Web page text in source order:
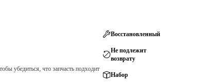
убедиться, что запчасть подходит
Восстановленный
Не подлежит
возврату
Набор